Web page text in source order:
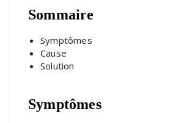
Sommaire
Symptômes
Cause
Solution
Symptômes